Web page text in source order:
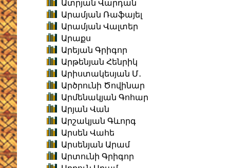
Ատրյան Վարդան
Արամյան Ռաֆայել
Արամյան Վալտեր
Արաքս
Արեյան Գրիգոր
Արթենյան Հենրիկ
Արիստակեսյան Մ․
Արծրունի Ծովինար
Արմենակյան Գոհար
Արյան Վան
Արշակյան Գևորգ
Արսեն Վահե
Արսենյան Արամ
Արտունի Գրիգոր